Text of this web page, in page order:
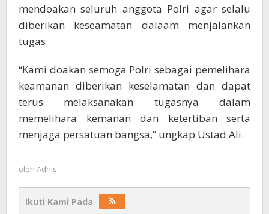
mendoakan seluruh anggota Polri agar selalu
diberikan keseamatan dalaam menjalankan
tugas.
“Kami doakan semoga Polri sebagai pemelihara
keamanan diberikan keselamatan dan dapat
terus melaksanakan tugasnya dalam
memelihara kemanan dan ketertiban serta
menjaga persatuan bangsa,” ungkap Ustad Ali.
oleh Adhis
Ikuti Kami Pada